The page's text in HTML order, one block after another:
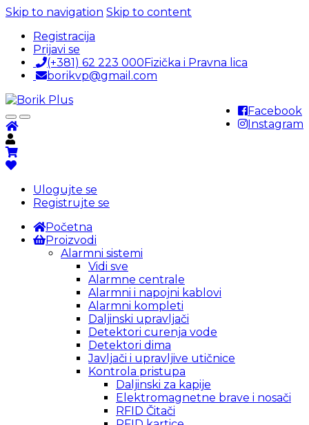
Skip to navigation Skip to content
Registracija
Prijavi se
(+381) 62 223 000Fizička i Pravna lica
borikvp@gmail.com
Facebook
Instagram
Ulogujte se
Registrujte se
Početna
Proizvodi
Alarmni sistemi
Vidi sve
Alarmne centrale
Alarmni i napojni kablovi
Alarmni kompleti
Daljinski upravljači
Detektori curenja vode
Detektori dima
Javljači i upravljive utičnice
Kontrola pristupa
Daljinski za kapije
Elektromagnetne brave i nosači
RFID Čitači